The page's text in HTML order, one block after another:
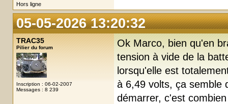
Hors ligne
05-05-2026 13:20:32
TRAC35
Pilier du forum
Inscription : 06-02-2007
Messages : 8 239
Ok Marco, bien qu'en
tension à vide de la
lorsqu'elle est
à 6,49 volts, ça semble
démarrer, c'est